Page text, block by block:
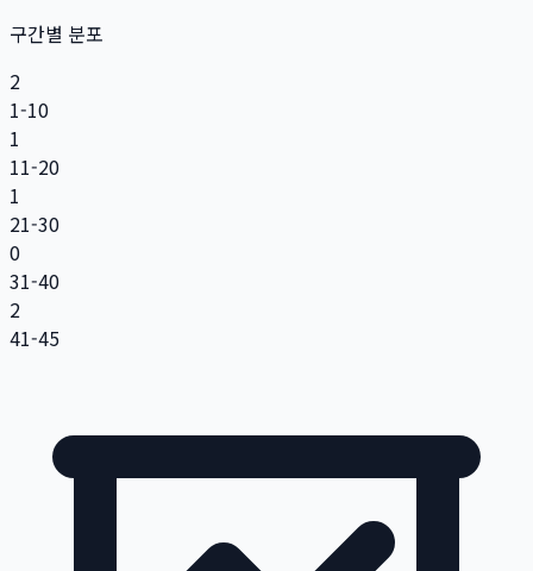
구간별 분포
2
1-10
1
11-20
1
21-30
0
31-40
2
41-45